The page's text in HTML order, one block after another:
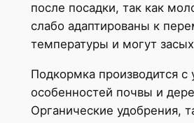
после посадки, так как
слабо адаптированы к
температуры и могут
Подкормка производится с
особенностей почвы и
Органические удобрения,